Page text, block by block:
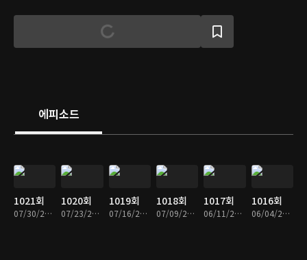
에피소드
1021회
07/30/2026 • 59분
1020회
07/23/2026 • 57분
1019회
07/16/2026 • 59분
1018회
07/09/2026 • 58분
1017회
06/11/2026 • 58분
1016회
06/04/2026 • 58분